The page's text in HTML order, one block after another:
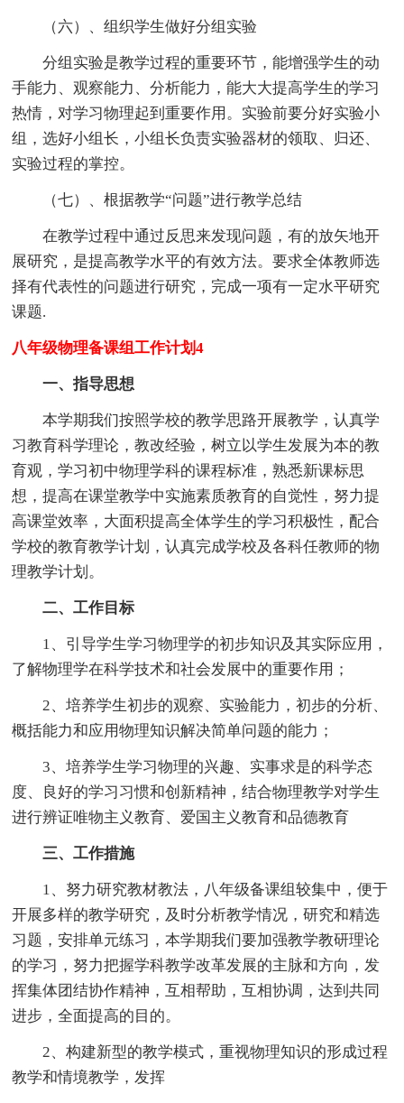
（六）、组织学生做好分组实验
分组实验是教学过程的重要环节，能增强学生的动
手能力、观察能力、分析能力，能大大提高学生的学习
热情，对学习物理起到重要作用。实验前要分好实验小
组，选好小组长，小组长负责实验器材的领取、归还、
实验过程的掌控。
（七）、根据教学“问题”进行教学总结
在教学过程中通过反思来发现问题，有的放矢地开
展研究，是提高教学水平的有效方法。要求全体教师选
择有代表性的问题进行研究，完成一项有一定水平研究
课题.
八年级物理备课组工作计划4
一、指导思想
本学期我们按照学校的教学思路开展教学，认真学
习教育科学理论，教改经验，树立以学生发展为本的教
育观，学习初中物理学科的课程标准，熟悉新课标思
想，提高在课堂教学中实施素质教育的自觉性，努力提
高课堂效率，大面积提高全体学生的学习积极性，配合
学校的教育教学计划，认真完成学校及各科任教师的物
理教学计划。
二、工作目标
1、引导学生学习物理学的初步知识及其实际应用，
了解物理学在科学技术和社会发展中的重要作用；
2、培养学生初步的观察、实验能力，初步的分析、
概括能力和应用物理知识解决简单问题的能力；
3、培养学生学习物理的兴趣、实事求是的科学态
度、良好的学习习惯和创新精神，结合物理教学对学生
进行辨证唯物主义教育、爱国主义教育和品德教育
三、工作措施
1、努力研究教材教法，八年级备课组较集中，便于
开展多样的教学研究，及时分析教学情况，研究和精选
习题，安排单元练习，本学期我们要加强教学教研理论
的学习，努力把握学科教学改革发展的主脉和方向，发
挥集体团结协作精神，互相帮助，互相协调，达到共同
进步，全面提高的目的。
2、构建新型的教学模式，重视物理知识的形成过程
教学和情境教学，发挥